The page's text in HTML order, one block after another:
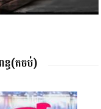
ធ(តចប់)